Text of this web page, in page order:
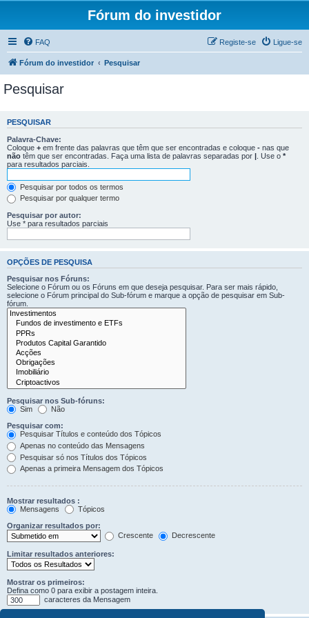
Fórum do investidor
FAQ Ligue-se
Registe-se
Fórum do investidor Pesquisar
Pesquisar
PESQUISAR
Palavra-Chave:
Coloque + em frente das palavras que têm que ser encontradas e coloque - nas que
não têm que ser encontradas. Faça uma lista de palavras separadas por | . Use o *
para resultados parciais.
Pesquisar por todos os termos
Pesquisar por qualquer termo
Pesquisar por autor:
Use * para resultados parciais
OPÇÕES DE PESQUISA
Pesquisar nos Fóruns:
Selecione o Fórum ou os Fóruns em que deseja pesquisar. Para ser mais rápido,
selecione o Fórum principal do Sub-fórum e marque a opção de pesquisar em Sub-
fórum.
Pesquisar nos Sub-fóruns:
Sim
Não
Pesquisar com:
Pesquisar Títulos e conteúdo dos Tópicos
Apenas no conteúdo das Mensagens
Pesquisar só nos Títulos dos Tópicos
Apenas a primeira Mensagem dos Tópicos
Mostrar resultados :
Mensagens
Tópicos
Organizar resultados por:
Crescente
Decrescente
Limitar resultados anteriores:
Mostrar os primeiros:
Defina como 0 para exibir a postagem inteira.
caracteres da Mensagem